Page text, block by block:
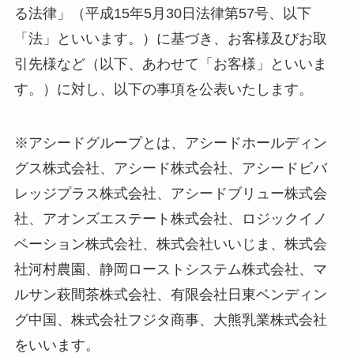
る法律」（平成15年5月30日法律第57号、以下
「法」といいます。）に基づき、お客様及びお取
引先様など（以下、あわせて「お客様」といいま
す。）に対し、以下の事項を公表いたします。
※アシードグループとは、アシードホールディン
グス株式会社、アシード株式会社、アシードビバ
レッジプラス株式会社、アシードブリュー株式会
社、アオンズエステート株式会社、ロジックイノ
ベーション株式会社、株式会社いいじま、株式会
社河村農園、静岡ローストシステム株式会社、マ
ルサン萩間茶株式会社、有限会社日東ベンディン
グ中国、株式会社フジタ商事、大熊乳業株式会社
をいいます。